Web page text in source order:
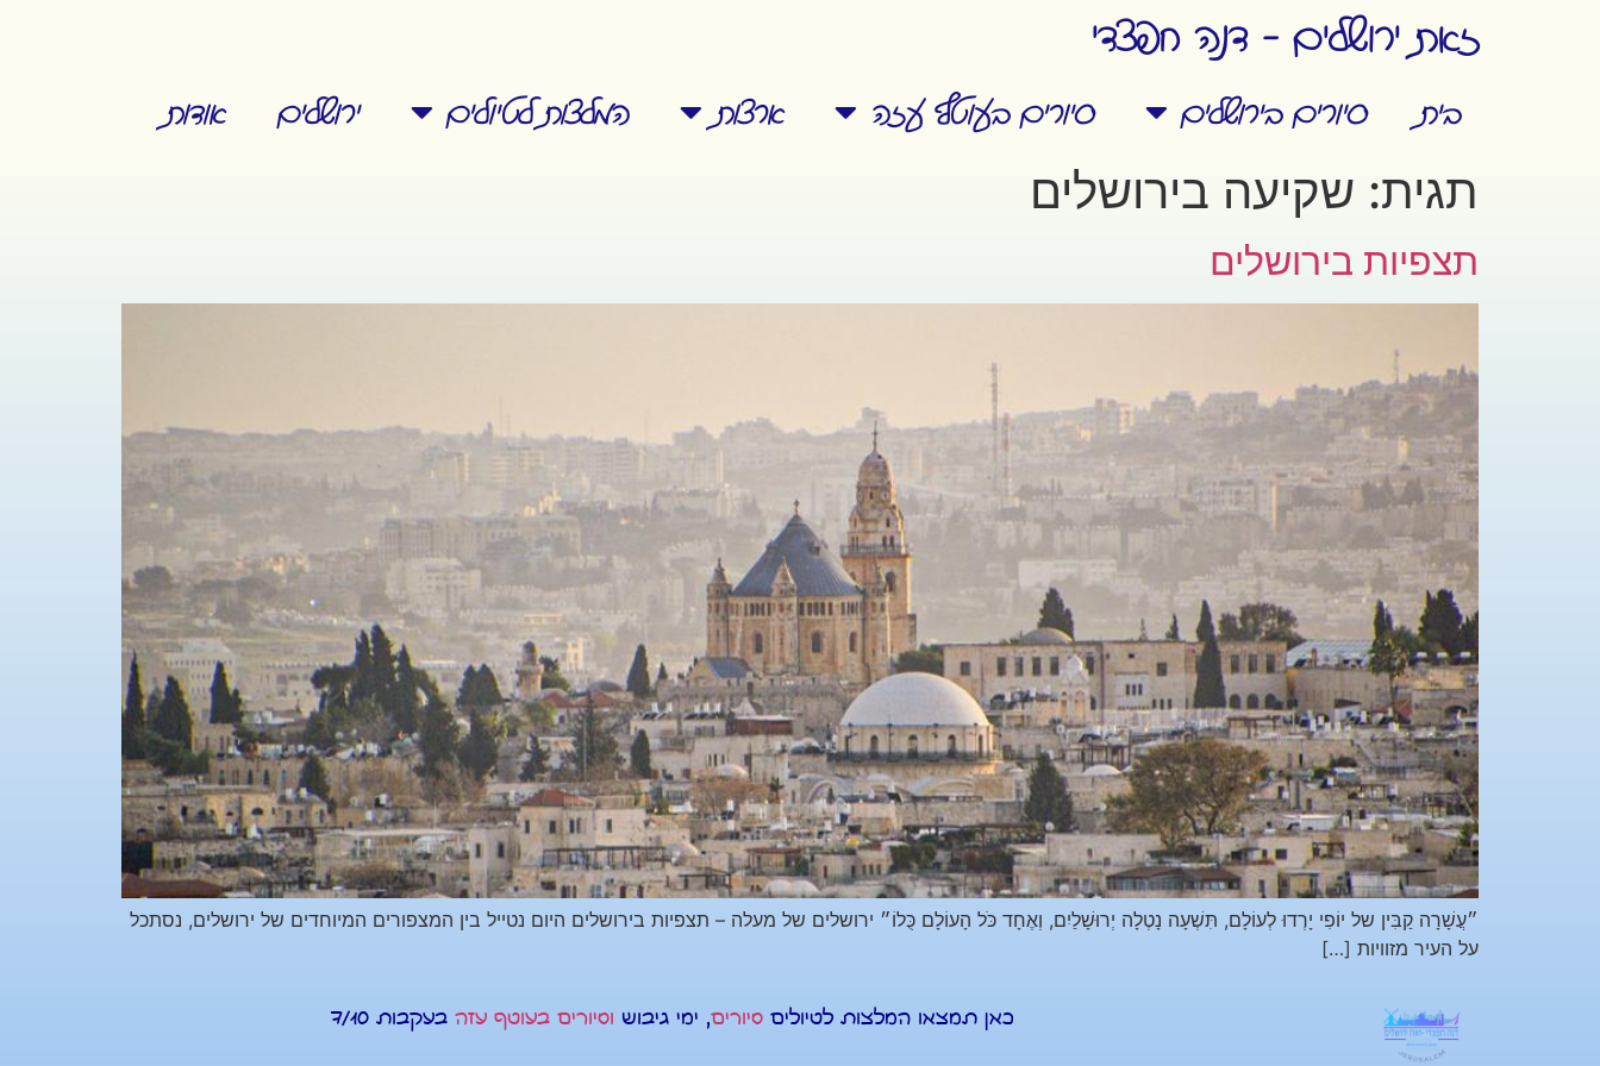
זאת ירושלים - דנה חפצדי
בית סיורים בירושלים סיורים בעוטף עזה ארצות המלצות לטיולים ירושלים אודות
תגית: שקיעה בירושלים
תצפיות בירושלים
״עֲשָׁ‏רָ‏ה קַ‏בִּין של יוֹ‏פִי יָ‏רְדוּ‏ לְעוֹ‏לָ‏ם, תִּשְׁעָ‏ה נָ‏טְלָ‏ה יְרוּ‏שָׁ‏לַ‏יִם, וְאֶ‏חָ‏ד כֹּ‏ל הָ‏עוֹ‏לָ‏ם כֻּלוֹ״ ירושלים של מעלה – תצפיות בירושלים היום נטייל בין המצפורים המיוחדים של ירושלים, נסתכל
על העיר מזוויות […]
כאן תמצאו המלצות לטיולים סיורים, ימי גיבוש וסיורים בעוטף עזהבעקבות 7/10